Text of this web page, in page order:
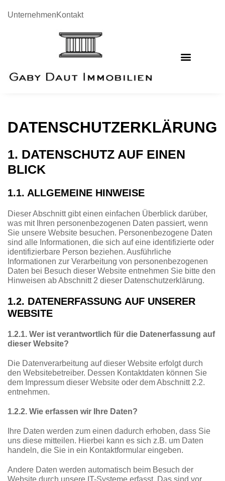
UnternehmenKontakt
DATENSCHUTZERKLÄRUNG
1. DATENSCHUTZ AUF EINEN
BLICK
1.1. ALLGEMEINE HINWEISE
Dieser Abschnitt gibt einen einfachen Überblick darüber,
was mit Ihren personenbezogenen Daten passiert, wenn
Sie unsere Website besuchen. Personenbezogene Daten
sind alle Informationen, die sich auf eine identifizierte oder
identifizierbare Person beziehen. Ausführliche
Informationen zur Verarbeitung von personenbezogenen
Daten bei Besuch dieser Website entnehmen Sie bitte den
Hinweisen ab Abschnitt 2 dieser Datenschutzerklärung.
1.2. DATENERFASSUNG AUF UNSERER
WEBSITE
1.2.1. Wer ist verantwortlich für die Datenerfassung auf
dieser Website?
Die Datenverarbeitung auf dieser Website erfolgt durch
den Websitebetreiber. Dessen Kontaktdaten können Sie
dem Impressum dieser Website oder dem Abschnitt 2.2.
entnehmen.
1.2.2. Wie erfassen wir Ihre Daten?
Ihre Daten werden zum einen dadurch erhoben, dass Sie
uns diese mitteilen. Hierbei kann es sich z.B. um Daten
handeln, die Sie in ein Kontaktformular eingeben.
Andere Daten werden automatisch beim Besuch der